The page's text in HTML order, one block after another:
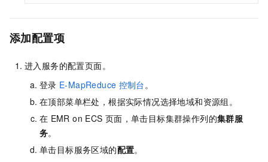
添加配置项
进入服务的配置页面。
登录 E-MapReduce 控制台。
在顶部菜单栏处，根据实际情况选择地域和资源组 。
在 EMR on ECS 页面，单击目标集群操作列的集群服
务。
单击目标服务区域的配置。